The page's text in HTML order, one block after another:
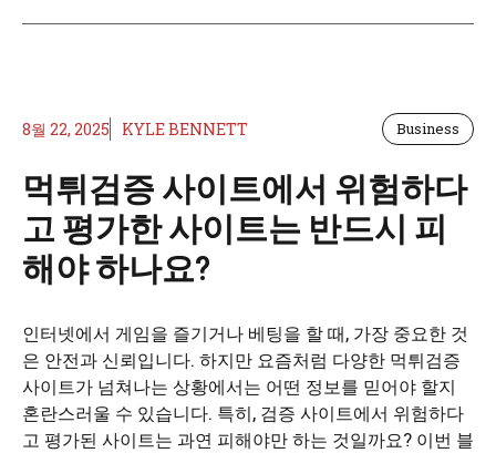
8월 22, 2025 KYLE BENNETT Business
먹튀검증 사이트에서 위험하다
고 평가한 사이트는 반드시 피
해야 하나요?
인터넷에서 게임을 즐기거나 베팅을 할 때, 가장 중요한 것
은 안전과 신뢰입니다. 하지만 요즘처럼 다양한 먹튀검증
사이트가 넘쳐나는 상황에서는 어떤 정보를 믿어야 할지
혼란스러울 수 있습니다. 특히, 검증 사이트에서 위험하다
고 평가된 사이트는 과연 피해야만 하는 것일까요? 이번 블